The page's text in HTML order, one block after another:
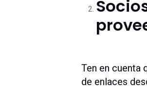
Ten en cuenta
de enlaces